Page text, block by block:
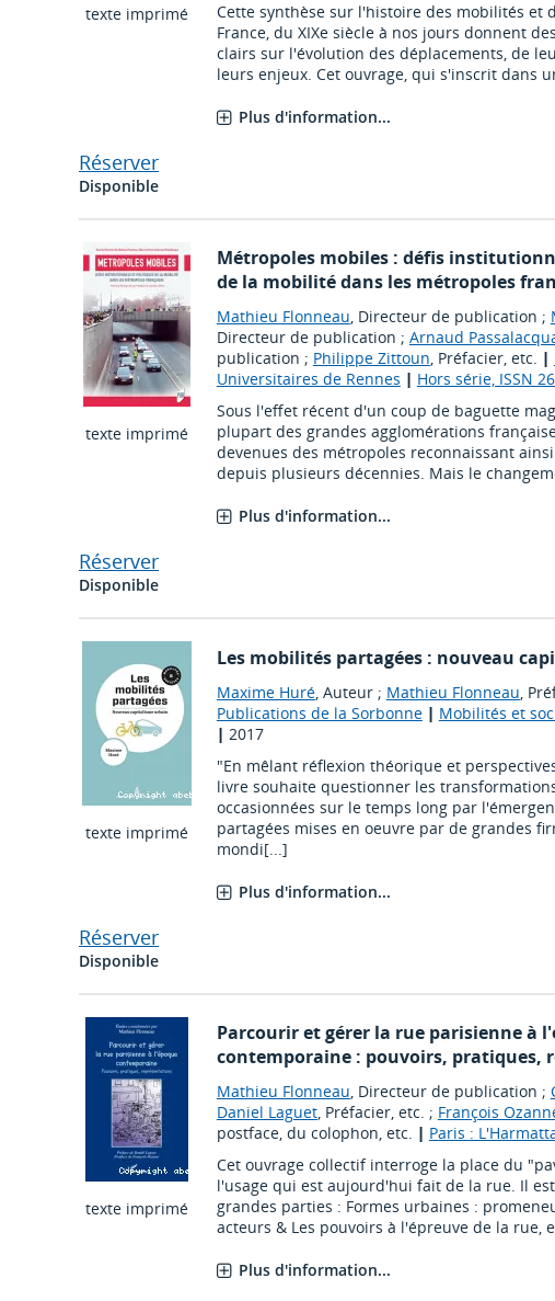
texte imprimé
Cette synthèse sur l'histoire des mobilités et
France, du XIXe siècle à nos jours donnent
clairs sur l'évolution des déplacements, de
leurs enjeux. Cet ouvrage, qui s'inscrit dans
Plus d'information...
Réserver
Disponible
texte imprimé
Métropoles mobiles : défis
de la mobilité dans les métropoles
Mathieu Flonneau, Directeur de publication ;
Directeur de publication ; Arnaud
publication ; Philippe Zittoun, Préfacier, etc. |
Universitaires de Rennes | Hors série, ISSN
Sous l'effet récent d'un coup de baguette
plupart des grandes agglomérations
devenues des métropoles reconnaissant
depuis plusieurs décennies. Mais le
Plus d'information...
Réserver
Disponible
texte imprimé
Les mobilités partagées : nouveau
Maxime Huré, Auteur ; Mathieu Flonneau,
Publications de la Sorbonne| Mobilités et
| 2017
"En mêlant réflexion théorique et
livre souhaite questionner les
occasionnées sur le temps long par
partagées mises en oeuvre par de grandes
mondi[...]
Plus d'information...
Réserver
Disponible
texte imprimé
Parcourir et gérer la rue parisienne à
contemporaine : pouvoirs, pratiques,
Mathieu Flonneau, Directeur de publication ;
Daniel Laguet, Préfacier, etc. ; François
postface, du colophon, etc. | Paris :
Cet ouvrage collectif interroge la place du
l'usage qui est aujourd'hui fait de la rue. Il
grandes parties : Formes urbaines :
acteurs & Les pouvoirs à l'épreuve de la rue,
Plus d'information...